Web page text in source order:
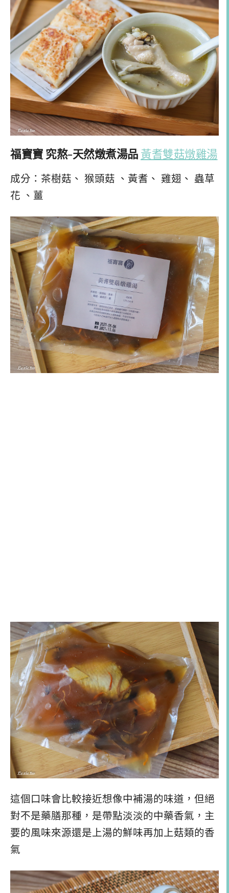
福寶寶 究熬-天然燉煮湯品 黃耆雙菇燉雞湯
成分：茶樹菇、 猴頭菇 、黃耆、 雞翅、 蟲草
花 、薑
這個口味會比較接近想像中補湯的味道，但絕
對不是藥膳那種，是帶點淡淡的中藥香氣，主
要的風味來源還是上湯的鮮味再加上菇類的香
氣